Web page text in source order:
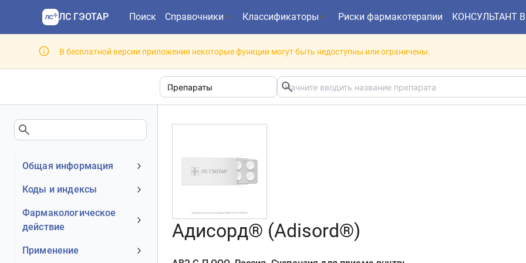
ЛС ГЭОТАР Поиск Справочники Классификаторы Риски фармакотерапии КОНСУЛЬТАНТ
В бесплатной версии приложения некоторые функции могут быть недоступны или ограничены.
Общая информация
Устаревшее наименование
Номер регистрационного
удостоверения РФ
Действующее вещество
Коды и индексы
АТХ код
МКБ-10 код
Фармакологическое
действие
Механизм действия
Применение
Адисорд® (Adisord®)